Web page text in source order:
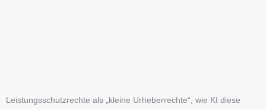
Leistungsschutzrechte als „kleine Urheberrechte“, wie KI diese